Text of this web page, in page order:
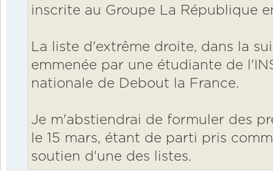
inscrite au Groupe La République
La liste d'extrême droite, dans la
emmenée par une étudiante de
nationale de Debout la France.
Je m'abstiendrai de formuler des
le 15 mars, étant de parti pris
soutien d'une des listes.